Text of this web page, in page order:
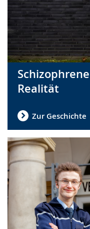
Realität
Zur Geschichte